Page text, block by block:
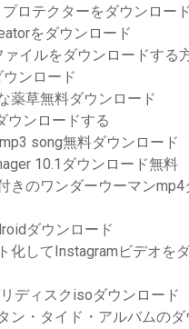
ロテクターをダウンロード
をダウンロード
ァイルをダウンロードする
ンロード
薬草無料ダウンロード
ウンロードする
song無料ダウンロード
10.1ダウンロード無料
きのワンダーウーマンmp4
ダウンロード
化してInstagramビデオを
ディスクisoダウンロード
ン・タイド・アルバムのダ